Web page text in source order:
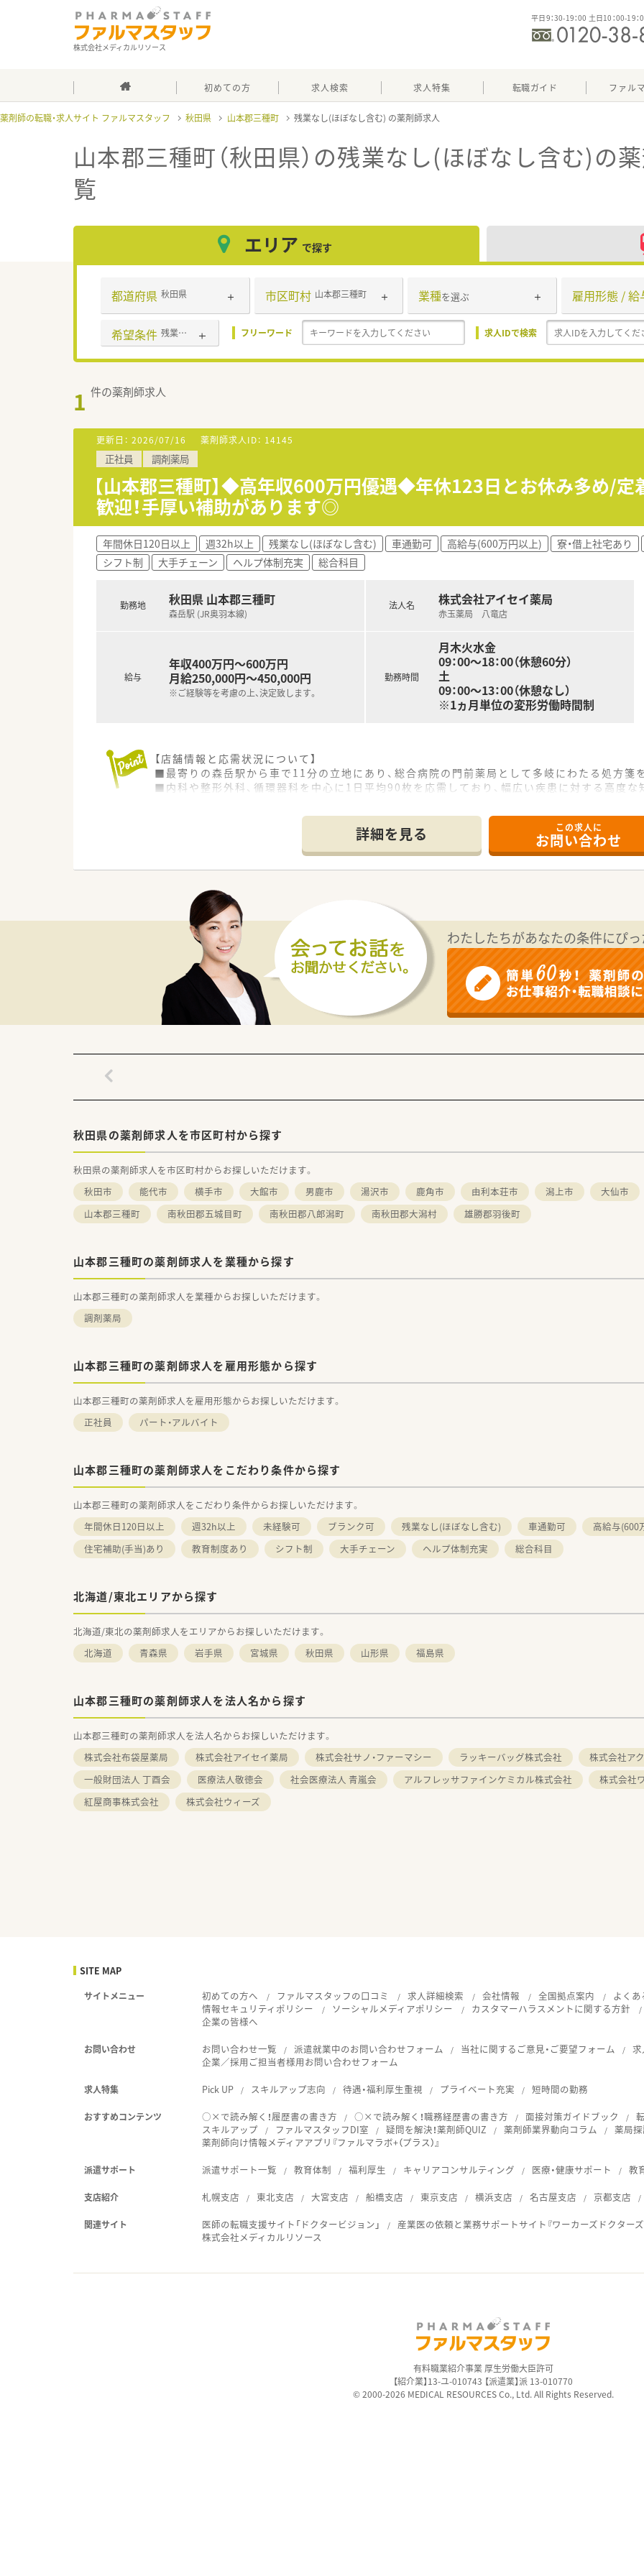
株式会社メディカルリソース
平日9：30-19：00 土日10：00-19：
初めての方 求人検索 求人特集 転職ガイド ファル
薬剤師の転職・求人サイト ファルマスタッフ 秋田県 山本郡三種町 残業なし(ほぼなし含む)
山本郡三種町（秋田県）の残業なし(ほぼなし含む)の
覧
エリア で探す
都道府県 秋田県 市区町村 山本郡三種町 業種を選ぶ 雇用形態 / 給
希望条件 残業なし(ほぼなし含む) フリーワード 求人IDで検索
1 件の薬剤師求人
更新日： 2026/07/16 薬剤師求人ID： 14145
正社員 調剤薬局
【山本郡三種町】◆高年収600万円優遇◆年休123日とお休み多め/
歓迎！手厚い補助があります◎
年間休日120日以上 週32h以上 残業なし(ほぼなし含む) 車通勤可 高給与(600万円以上) 寮・借上社宅あり
シフト制
大手チェーン ヘルプ体制充実 総合科目
勤務地 秋田県 山本郡三種町
森岳駅 (JR奥羽本線)
給与
年収400万円～600万円
月給250,000円～450,000円
※ご経験等を考慮の上、決定致します。
法人名 株式会社アイセイ薬局
赤玉薬局 八竜店
勤務時間
月木火水金
09：00～18：00（休憩60分）
土
09：00～13：00（休憩なし）
※1ヵ月単位の変形労働時間制
【店舗情報と応需状況について】
■最寄りの森岳駅から車で11分の立地にあり、総合病院の門前薬局として多岐にわたる処方箋
■内科や整形外科、循環器科を中心に1日平均90枚を応需しており、幅広い疾患に対する高度な
■全国に約400店舗を展開する大手チェーンであり、医療モール開発のパイオニアとして安定し
■社長自身が薬剤師であるため現場への理解が深く、女性が長く働き続けられる制度や環境づ
■M&Aだけに頼らず自社開発による新規出店を積極的に進めており、地域密着型の店舗展開で
【想定される業務内容】
■病院門前の特性を活かした調剤や監査業務のほか、患者様のライフスタイルに合わせた丁寧
■在宅医療にも注力しており、居宅や施設への訪問を通じて地域住民の健康を支える重要な役割
■最新の自動監査システムや自動混注器などを順次導入しているため、機械化により業務負担
詳細を見る この求人に
お問い合わせ
わたしたちがあなたの条件にぴ
秋田県の薬剤師求人を市区町村から探す
秋田県の薬剤師求人を市区町村からお探しいただけます。
秋田市
能代市 横手市 大館市 男鹿市 湯沢市 鹿角市 由利本荘市 潟上市 大仙市
山本郡三種町
南秋田郡五城目町 南秋田郡八郎潟町 南秋田郡大潟村 雄勝郡羽後町
山本郡三種町の薬剤師求人を業種から探す
山本郡三種町の薬剤師求人を業種からお探しいただけます。
調剤薬局
山本郡三種町の薬剤師求人を雇用形態から探す
山本郡三種町の薬剤師求人を雇用形態からお探しいただけます。
正社員
パート・アルバイト
山本郡三種町の薬剤師求人をこだわり条件から探す
山本郡三種町の薬剤師求人をこだわり条件からお探しいただけます。
年間休日120日以上
週32h以上 未経験可 ブランク可 残業なし(ほぼなし含む) 車通勤可 高給与(600
住宅補助(手当)あり
教育制度あり シフト制 大手チェーン ヘルプ体制充実 総合科目
北海道/東北エリアから探す
北海道/東北の薬剤師求人をエリアからお探しいただけます。
北海道
青森県 岩手県 宮城県 秋田県 山形県 福島県
山本郡三種町の薬剤師求人を法人名から探す
山本郡三種町の薬剤師求人を法人名からお探しいただけます。
株式会社布袋屋薬局
株式会社アイセイ薬局 株式会社サノ・ファーマシー ラッキーバッグ株式会社 株式会社ア
一般財団法人 丁酉会
医療法人敬徳会 社会医療法人 青嵐会 アルフレッサファインケミカル株式会社 株式会社
紅屋商事株式会社
株式会社ウィーズ
SITE MAP
サイトメニュー 初めての方へ ファルマスタッフの口コミ 求人詳細検索 会社情報 全国拠点案内 よくあ
情報セキュリティポリシー
ソーシャルメディアポリシー カスタマーハラスメントに関する方針
企業の皆様へ
お問い合わせ お問い合わせ一覧 派遣就業中のお問い合わせフォーム 当社に関するご意見・ご要望フォーム
企業／採用ご担当者様用お問い合わせフォーム
求人特集 Pick UP スキルアップ志向 待遇・福利厚生重視 プライベート充実 短時間の勤務
おすすめコンテンツ ○×で読み解く！履歴書の書き方 ○×で読み解く！職務経歴書の書き方 面接対策ガイドブック
スキルアップ
ファルマスタッフDI室 疑問を解決！薬剤師QUIZ 薬剤師業界動向コラム 薬局
薬剤師向け情報メディアアプリ『ファルマラボ+（プラス）』
派遣サポート 派遣サポート一覧 教育体制 福利厚生 キャリアコンサルティング 医療・健康サポート 教
支店紹介 札幌支店 東北支店 大宮支店 船橋支店 東京支店 横浜支店 名古屋支店 京都支店
関連サイト 医師の転職支援サイト「ドクタービジョン」 産業医の依頼と業務サポートサイト『ワーカーズドクターズ
株式会社メディカルリソース
有料職業紹介事業 厚生労働大臣許可
【紹介業】13-ユ-010743 【派遣業】派 13-010770
© 2000-2026 MEDICAL RESOURCES Co., Ltd. All Rights Reserved.